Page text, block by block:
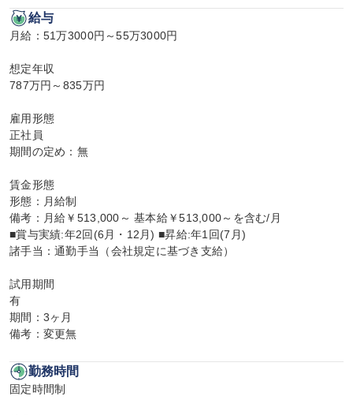
給与
月給：51万3000円～55万3000円
想定年収
787万円～835万円
雇用形態
正社員
期間の定め：無
賃金形態
形態：月給制
備考：月給￥513,000～ 基本給￥513,000～を含む/月
■賞与実績:年2回(6月・12月) ■昇給:年1回(7月)
諸手当：通勤手当（会社規定に基づき支給）
試用期間
有
期間：3ヶ月
備考：変更無
勤務時間
固定時間制